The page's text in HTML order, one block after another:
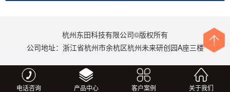
杭州东田科技有限公司©版权所有
公司地址：浙江省杭州市余杭区杭州未来研创园A座三楼
电话咨询 产品中心 客户案例 关于我们